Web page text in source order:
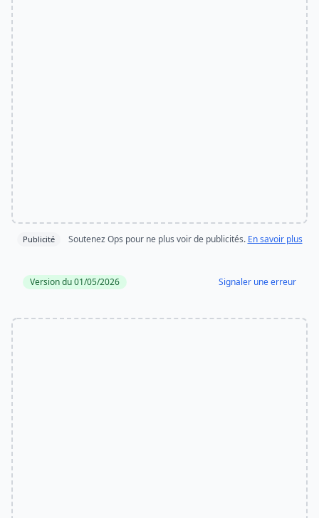
Publicité Soutenez Ops pour ne plus voir de publicités. En savoir plus
Version du 01/05/2026 Signaler une erreur